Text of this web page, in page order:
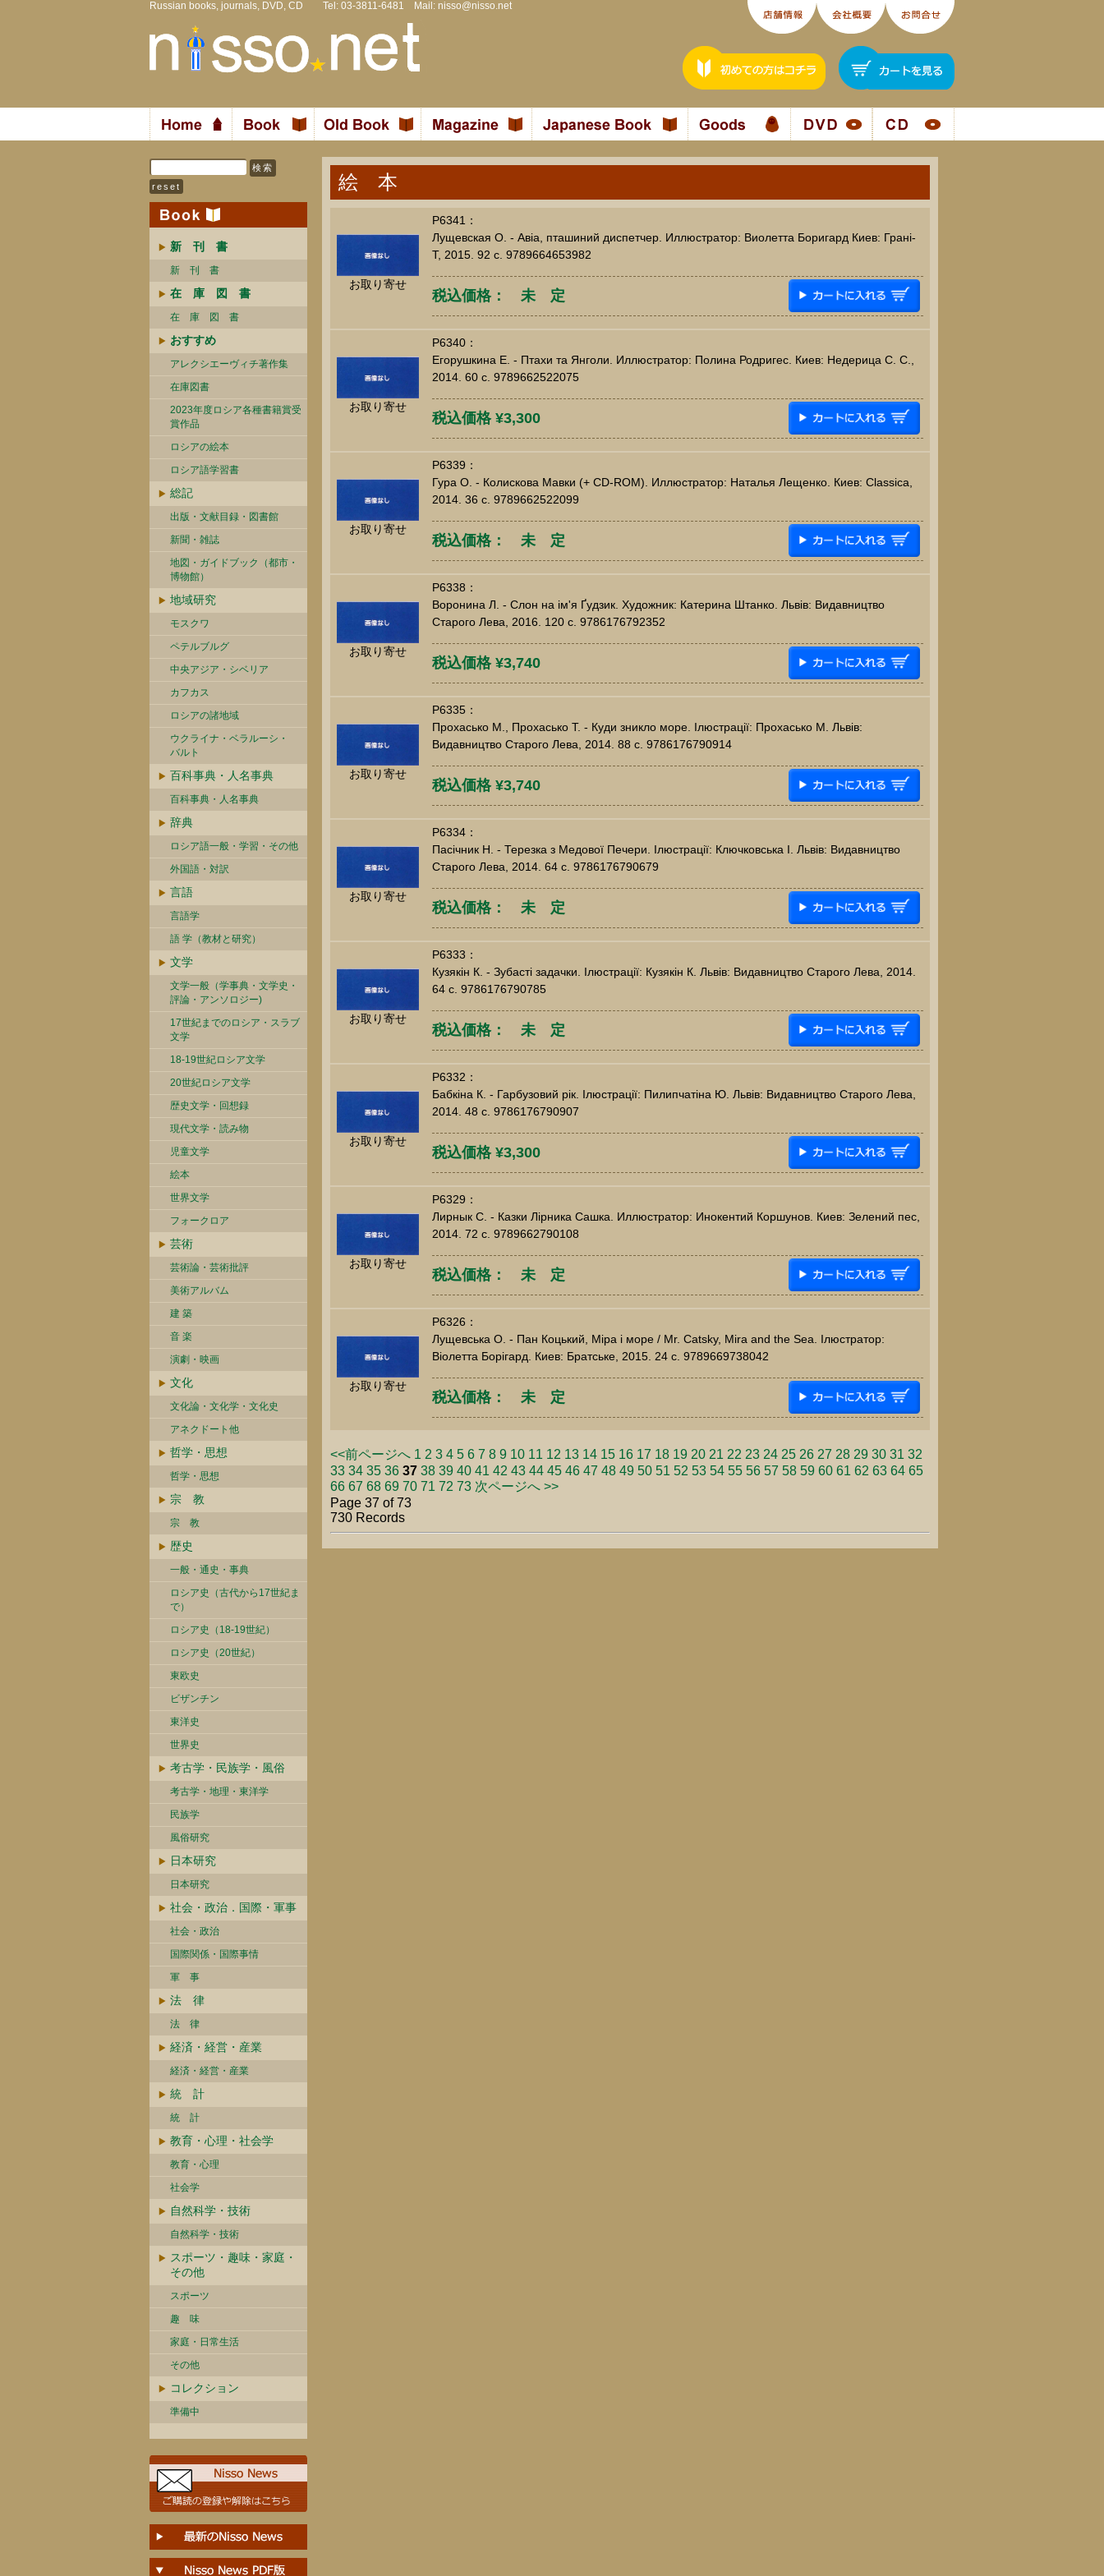
Russian books, journals, DVD, CD Tel: 03-3811-6481 Mail: nisso@nisso.net
新 刊 書
新 刊 書
在 庫 図 書
在 庫 図 書
おすすめ
アレクシエーヴィチ著作集
在庫図書
2023年度ロシア各種書籍賞受
賞作品
ロシアの絵本
ロシア語学習書
総記
出版・文献目録・図書館
新聞・雑誌
地図・ガイドブック（都市・
博物館）
地域研究
モスクワ
ペテルブルグ
中央アジア・シベリア
カフカス
ロシアの諸地域
ウクライナ・ベラルーシ・
バルト
百科事典・人名事典
百科事典・人名事典
辞典
ロシア語一般・学習・その他
外国語・対訳
言語
言語学
語 学（教材と研究）
文学
文学一般（学事典・文学史・
評論・アンソロジー)
17世紀までのロシア・スラブ
文学
18-19世紀ロシア文学
20世紀ロシア文学
歴史文学・回想録
現代文学・読み物
児童文学
絵本
世界文学
フォークロア
芸術
芸術論・芸術批評
美術アルバム
建 築
音 楽
演劇・映画
文化
文化論・文化学・文化史
アネクドート他
哲学・思想
哲学・思想
宗 教
宗 教
歴史
一般・通史・事典
ロシア史（古代から17世紀ま
で）
ロシア史（18-19世紀）
ロシア史（20世紀）
東欧史
ビザンチン
東洋史
世界史
考古学・民族学・風俗
考古学・地理・東洋学
民族学
風俗研究
日本研究
日本研究
社会・政治．国際・軍事
社会・政治
国際関係・国際事情
軍 事
法 律
法 律
経済・経営・産業
経済・経営・産業
統 計
統 計
教育・心理・社会学
教育・心理
社会学
自然科学・技術
自然科学・技術
スポーツ・趣味・家庭・
その他
スポーツ
趣 味
家庭・日常生活
その他
コレクション
準備中
絵 本
お取り寄せ
P6341：
Лущевская О. - Авіа, пташиний диспетчер. Иллюстратор: Виолетта Боригард Киев: Грані-
Т, 2015. 92 c. 9789664653982
税込価格： 未 定
お取り寄せ
P6340：
Егорушкина Е. - Птахи та Янголи. Иллюстратор: Полина Родригес. Киев: Недерица С. С.,
2014. 60 c. 9789662522075
税込価格 ¥3,300
お取り寄せ
P6339：
Гура О. - Колискова Мавки (+ CD-ROM). Иллюстратор: Наталья Лещенко. Киев: Classica,
2014. 36 c. 9789662522099
税込価格： 未 定
お取り寄せ
P6338：
Воронина Л. - Слон на ім'я Ґудзик. Художник: Катерина Штанко. Львів: Видавництво
Старого Лева, 2016. 120 c. 9786176792352
税込価格 ¥3,740
お取り寄せ
P6335：
Прохасько М., Прохасько Т. - Куди зникло море. Ілюстрації: Прохасько М. Львів:
Видавництво Старого Лева, 2014. 88 c. 9786176790914
税込価格 ¥3,740
お取り寄せ
P6334：
Пасічник Н. - Терезка з Медової Печери. Ілюстрації: Ключковська І. Львів: Видавництво
Старого Лева, 2014. 64 c. 9786176790679
税込価格： 未 定
お取り寄せ
P6333：
Кузякін К. - Зубасті задачки. Ілюстрації: Кузякін К. Львів: Видавництво Старого Лева, 2014.
64 c. 9786176790785
税込価格： 未 定
お取り寄せ
P6332：
Бабкіна К. - Гарбузовий рік. Ілюстрації: Пилипчатіна Ю. Львів: Видавництво Старого Лева,
2014. 48 c. 9786176790907
税込価格 ¥3,300
お取り寄せ
P6329：
Лирнык С. - Казки Лірника Сашка. Иллюстратор: Инокентий Коршунов. Киев: Зелений пес,
2014. 72 c. 9789662790108
税込価格： 未 定
お取り寄せ
P6326：
Лущевська О. - Пан Коцький, Міра і море / Mr. Catsky, Mira and the Sea. Ілюстратор:
Віолетта Борігард. Киев: Братське, 2015. 24 c. 9789669738042
税込価格： 未 定
<<前ページへ 1 2 3 4 5 6 7 8 9 10 11 12 13 14 15 16 17 18 19 20 21 22 23 24 25 26 27 28 29 30 31 32
33 34 35 36 37 38 39 40 41 42 43 44 45 46 47 48 49 50 51 52 53 54 55 56 57 58 59 60 61 62 63 64 65
66 67 68 69 70 71 72 73 次ページへ >>
Page 37 of 73
730 Records